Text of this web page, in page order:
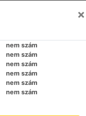
×
nem szám
nem szám
nem szám
nem szám
nem szám
nem szám
Maria